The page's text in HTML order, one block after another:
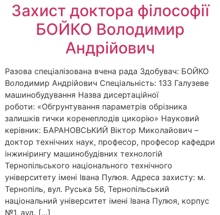
Захист доктора філософії
БОЙКО Володимир
Андрійович
Разова спеціалізована вчена рада Здобувач: БОЙКО
Володимир Андрійович Спеціальність: 133 Галузеве
машинобудування Назва дисертаційної
роботи: «Обгрунтування параметрів обрізника
залишків гички коренеплодів цикорію» Науковий
керівник: БАРАНОВСЬКИЙ Віктор Миколайович –
доктор технічних наук, професор, професор кафедри
інжинірингу машинобудівних технологій
Тернопільського національного технічного
університету імені Івана Пулюя. Адреса захисту: м.
Тернопіль, вул. Руська 56, Тернопільський
національний університет імені Івана Пулюя, корпус
№1, ауд. […]